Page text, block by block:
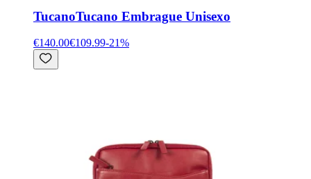
TucanoTucano Embrague Unisexo
€140.00€109.99-21%